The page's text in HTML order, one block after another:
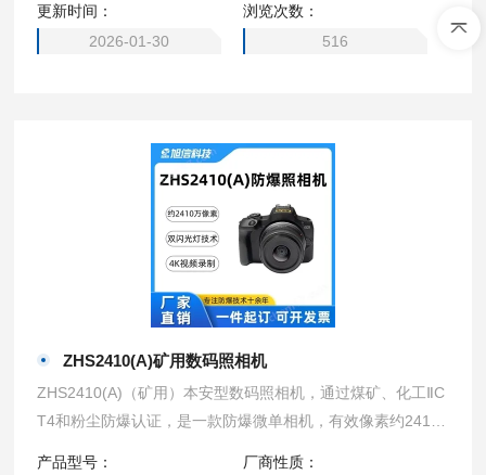
更新时间：
2026-01-30
浏览次数：
516
ZHS2410(A)矿用数码照相机
ZHS2410(A)（矿用）本安型数码照相机，通过煤矿、化工ⅡC
T4和粉尘防爆认证，是一款防爆微单相机，有效像素约2410
产品型号： 厂商性质：